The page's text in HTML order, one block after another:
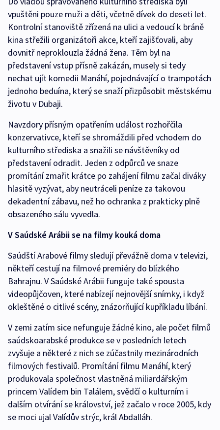
vpuštěni pouze muži a děti, včetně dívek do deseti let.
Kontrolní stanoviště zřízená na ulici a vedoucí k bráně
kina střežili organizátoři akce, kteří zajišťovali, aby
dovnitř neproklouzla žádná žena. Těm byl na
představení vstup přísně zakázán, musely si tedy
nechat ujít komedii Manáhí, pojednávající o trampotách
jednoho beduína, který se snaží přizpůsobit městskému
životu v Dubaji.
Navzdory přísným opatřením událost rozhořčila
konzervativce, kteří se shromáždili před vchodem do
kulturního střediska a snažili se návštěvníky od
představení odradit. Jeden z odpůrců ve snaze
promítání zmařit krátce po zahájení filmu začal diváky
hlasitě vyzývat, aby neutráceli peníze za takovou
dekadentní zábavu, než ho ochranka z prakticky plně
obsazeného sálu vyvedla.
V Saúdské Arábii se na filmy kouká doma
Saúdští Arabové filmy sledují převážně doma v televizi,
někteří cestují na filmové premiéry do blízkého
Bahrajnu. V Saúdské Arábii funguje také spousta
videopůjčoven, které nabízejí nejnovější snímky, i když
okleštěné o citlivé scény, znázorňující kupříkladu líbání.
V zemi zatím sice nefunguje žádné kino, ale počet filmů
saúdskoarabské produkce se v posledních letech
zvyšuje a některé z nich se zúčastnily mezinárodních
filmových festivalů. Promítání filmu Manáhí, který
produkovala společnost vlastněná miliardářským
princem Valídem bin Találem, svědčí o kulturním i
dalším otvírání se království, jež začalo v roce 2005, kdy
se moci ujal Valídův strýc, král Abdalláh.